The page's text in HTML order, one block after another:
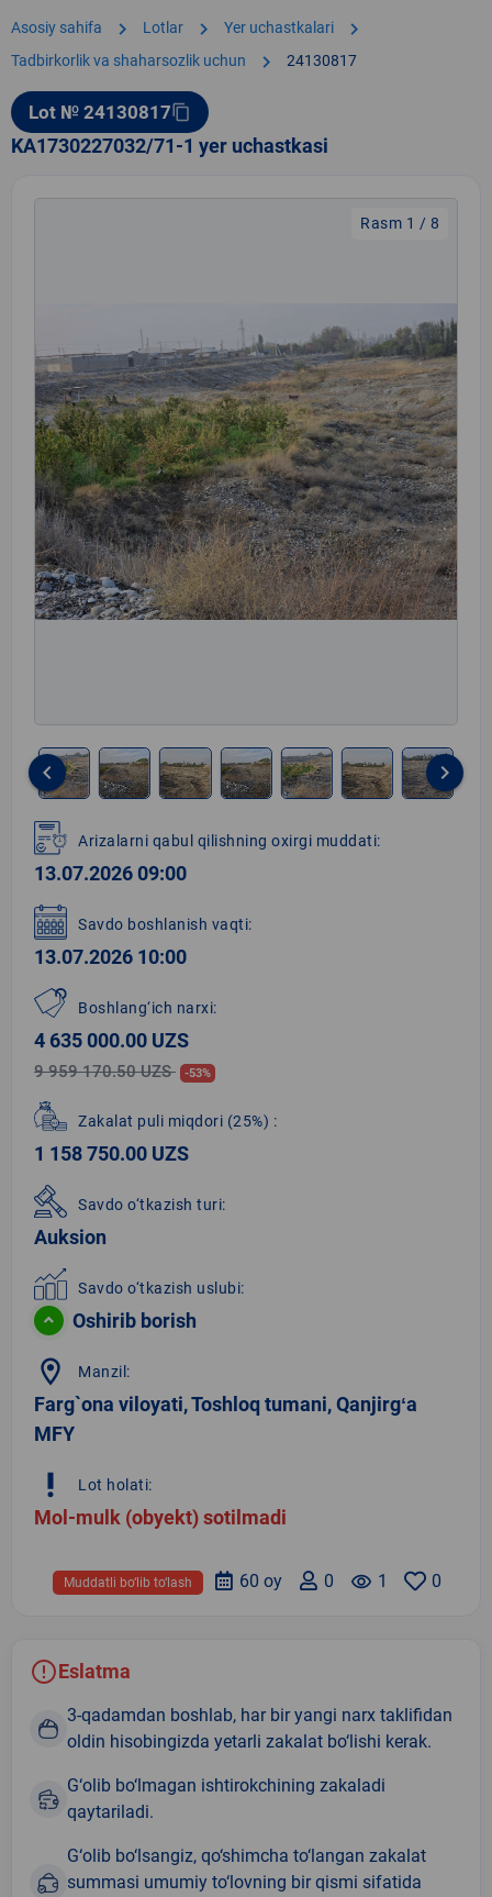
Asosiy sahifa chevron_right Lotlar chevron_right Yer uchastkalari chevron_right
Tadbirkorlik va shaharsozlik uchun chevron_right 24130817
Lot № 24130817content_copy
KA1730227032/71-1 yer uchastkasi
Rasm 1 / 8
1
of
8
keyboard_arrow_left keyboard_arrow_right
Arizalarni qabul qilishning oxirgi muddati:
13.07.2026 09:00
Savdo boshlanish vaqti:
13.07.2026 10:00
Boshlang‘ich narxi:
4 635 000.00 UZS
9 959 170.50 UZS -53%
Zakalat puli miqdori (25%) :
1 158 750.00 UZS
Savdo o‘tkazish turi:
Auksion
Savdo o‘tkazish uslubi:
Oshirib borish
location_on Manzil:
Farg`ona viloyati, Toshloq tumani, Qanjirgʻa
MFY
priority_high Lot holati:
Mol-mulk (obyekt) sotilmadi
0
remove_red_eye 1
0
60 oy
Muddatli bo‘lib to‘lash
Eslatma
3-qadamdan boshlab, har bir yangi narx taklifidan
oldin hisobingizda yetarli zakalat bo‘lishi kerak.
G‘olib bo‘lmagan ishtirokchining zakaladi
qaytariladi.
G‘olib bo‘lsangiz, qo‘shimcha to‘langan zakalat
summasi umumiy to‘lovning bir qismi sifatida